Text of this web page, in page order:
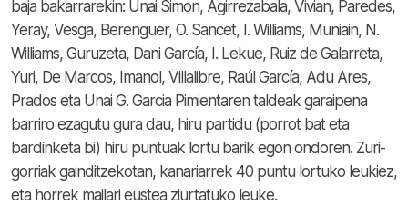
baja bakarrarekin: Unai Simon, Agirrezabala, Vivian, Paredes,
Yeray, Vesga, Berenguer, O. Sancet, I. Williams, Muniain, N.
Williams, Guruzeta, Dani García, I. Lekue, Ruiz de Galarreta,
Yuri, De Marcos, Imanol, Villalibre, Raúl García, Adu Ares,
Prados eta Unai G. Garcia Pimientaren taldeak garaipena
barriro ezagutu gura dau, hiru partidu (porrot bat eta
bardinketa bi) hiru puntuak lortu barik egon ondoren. Zuri-
gorriak gainditzekotan, kanariarrek 40 puntu lortuko leukiez,
eta horrek mailari eustea ziurtatuko leuke.